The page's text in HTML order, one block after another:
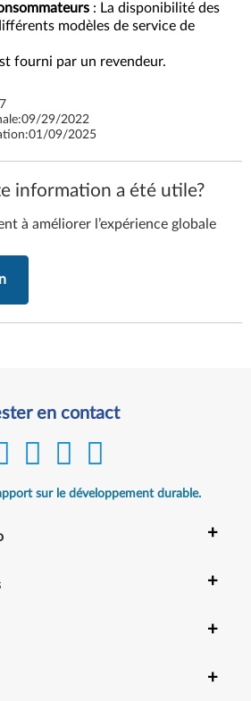
: La disponibilité des
modèles de service de
fourni par un revendeur.
09/29/2022
01/09/2025
information a été utile?
à améliorer l’expérience globale
en contact
sur le développement durable.
+
+
+
+